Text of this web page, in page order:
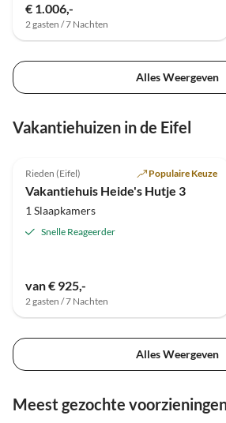
€ 1.006,-
2 gasten / 7 Nachten
Alles Weergeven
Vakantiehuizen in de Eifel
Rieden (Eifel) Populaire Keuze
Vakantiehuis Heide's Hutje 3
1 Slaapkamers
Snelle Reageerder
van € 925,-
2 gasten / 7 Nachten
Alles Weergeven
Meest gezochte